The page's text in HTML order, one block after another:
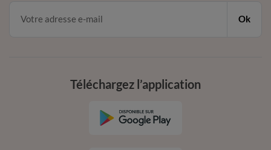
Ok
Téléchargez l’application